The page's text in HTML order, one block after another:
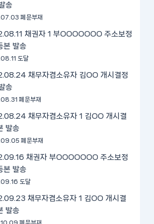
송
폐문부재
채권자 1 부OOOOOOO 주소보정
본 발송
도달
채무자겸소유자 김OO 개시결정
송
폐문부재
채무자겸소유자 1 김OO 개시결
발송
폐문부재
채권자 부OOOOOOO 주소보정
본 발송
도달
채무자겸소유자 1 김OO 개시결
발송
폐문부재